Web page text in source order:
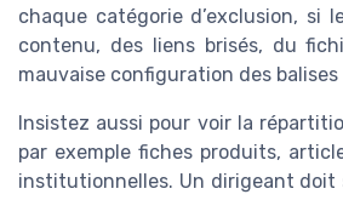
chaque catégorie d’exclusion, si
contenu, des liens brisés, du
mauvaise configuration des balises
Insistez aussi pour voir la
par exemple fiches produits,
institutionnelles. Un dirigeant doit